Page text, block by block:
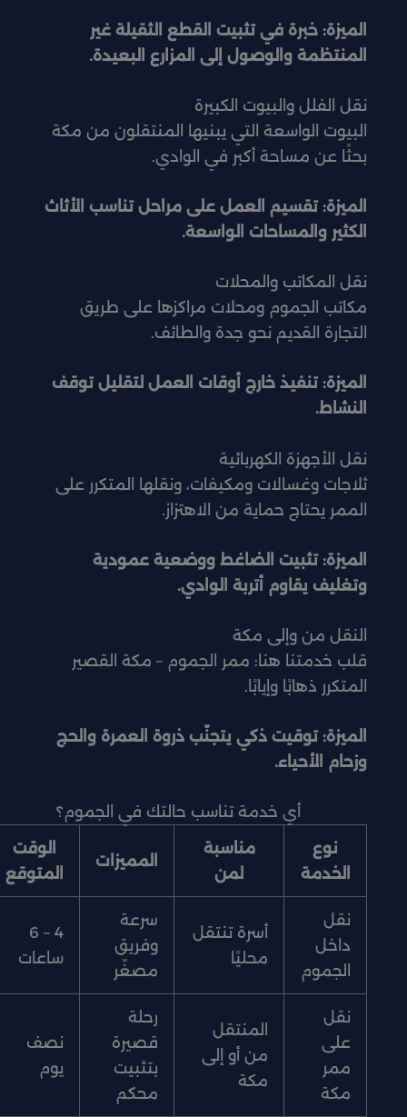
الميزة: خبرة في تثبيت القطع الثقيلة غير
المنتظمة والوصول إلى المزارع البعيدة.
نقل الفلل والبيوت الكبيرة
البيوت الواسعة التي يبنيها المنتقلون من مكة
بحثًا عن مساحة أكبر في الوادي.
الميزة: تقسيم العمل على مراحل تناسب الأثاث
الكثير والمساحات الواسعة.
نقل المكاتب والمحلات
مكاتب الجموم ومحلات مراكزها على طريق
التجارة القديم نحو جدة والطائف.
الميزة: تنفيذ خارج أوقات العمل لتقليل توقف
النشاط.
نقل الأجهزة الكهربائية
ثلاجات وغسالات ومكيفات، ونقلها المتكرر على
الممر يحتاج حماية من الاهتزاز.
الميزة: تثبيت الضاغط ووضعية عمودية
وتغليف يقاوم أتربة الوادي.
النقل من وإلى مكة
قلب خدمتنا هنا: ممر الجموم – مكة القصير
المتكرر ذهابًا وإيابًا.
الميزة: توقيت ذكي يتجنّب ذروة العمرة والحج
وزحام الأحياء.
أي خدمة تناسب حالتك في الجموم؟
نوع
الخدمة
مناسبة
لمن
المميزات
الوقت
المتوقع
نقل
داخل
الجموم
أسرة تنتقل
محليًا
سرعة
وفريق
مصغّر
4 – 6
ساعات
نقل
على
ممر
مكة
المنتقل
من أو إلى
مكة
رحلة
قصيرة
بتثبيت
محكم
نصف
يوم